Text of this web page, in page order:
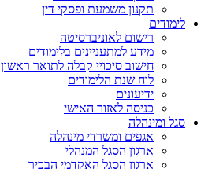
תקנון משמעת ופסקי דין
לימודים
רישום לאוניברסיטה
מידע למתעניינים בלימודים
חישוב סיכויי קבלה לתואר ראשון
לוח שנת הלימודים
ידיעונים
כניסה לאזור האישי
סגל ומינהלה
אגפים ומשרדי מינהלה
ארגון הסגל המנהלי
ארגון הסגל האקדמי הבכיר